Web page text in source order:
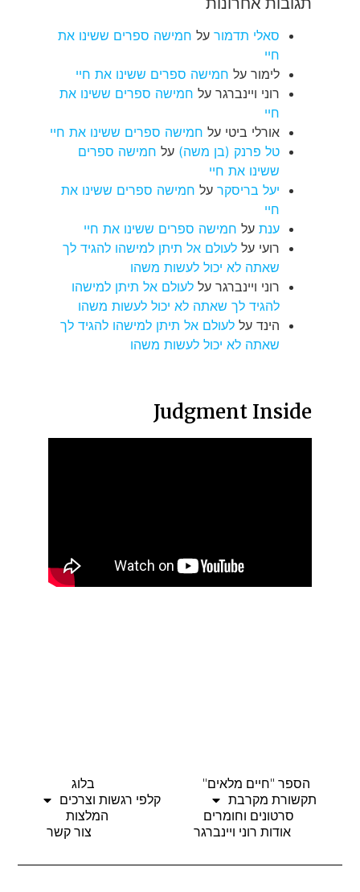
סאלי תדמור על חמישה ספרים ששינו את
חיי
לימור על חמישה ספרים ששינו את חיי
רוני ויינברגר על חמישה ספרים ששינו את
חיי
אורלי ביטי על חמישה ספרים ששינו את חיי
טל פרנק (בן משה) על חמישה ספרים
ששינו את חיי
יעל בריסקר על חמישה ספרים ששינו את
חיי
ענת על חמישה ספרים ששינו את חיי
רועי על לעולם אל תיתן למישהו להגיד לך
שאתה לא יכול לעשות משהו
רוני ויינברגר על לעולם אל תיתן למישהו
להגיד לך שאתה לא יכול לעשות משהו
הינד על לעולם אל תיתן למישהו להגיד לך
שאתה לא יכול לעשות משהו
Judgment Inside
הספר "חיים מלאים"
בלוג
תקשורת מקרבת
קלפי רגשות וצרכים
סרטונים וחומרים
המלצות
אודות רוני ויינברגר
צור קשר